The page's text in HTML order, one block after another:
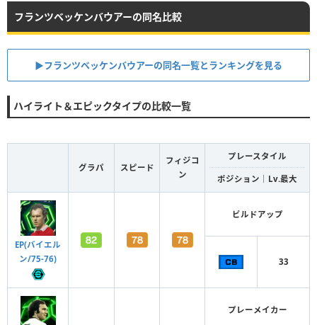
フランツベッケンバウアーの同名比較
▶︎フランツベッケンバウアーの同名一覧とランキングを見る
ハイライト＆エピックタイプの比較一覧
グラパ スピード
フィジコ
ン
プレースタイル
ポジション｜Lv.最大
EP(バイエル
ン/75-76)
ビルドアップ
33
プレーメイカー